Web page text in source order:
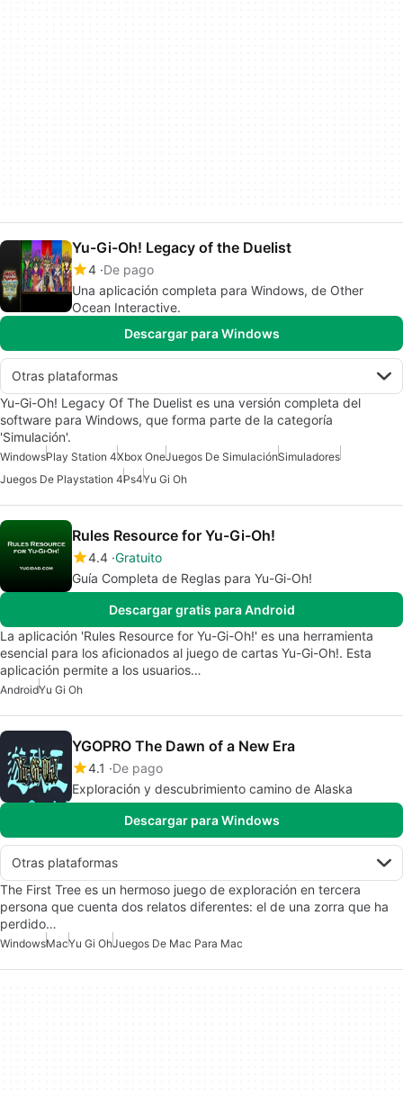
Yu-Gi-Oh! Legacy of the Duelist
4 De pago
Una aplicación completa para Windows, de Other
Ocean Interactive.
Descargar para Windows
Otras plataformas
Yu-Gi-Oh! Legacy Of The Duelist es una versión completa del
software para Windows, que forma parte de la categoría
'Simulación'.
WindowsPlay Station 4Xbox OneJuegos De SimulaciónSimuladores
Juegos De Playstation 4Ps4Yu Gi Oh
Rules Resource for Yu-Gi-Oh!
4.4 Gratuito
Guía Completa de Reglas para Yu-Gi-Oh!
Descargar gratis para Android
La aplicación 'Rules Resource for Yu-Gi-Oh!' es una herramienta
esencial para los aficionados al juego de cartas Yu-Gi-Oh!. Esta
aplicación permite a los usuarios…
AndroidYu Gi Oh
YGOPRO The Dawn of a New Era
4.1
De pago
Exploración y descubrimiento camino de Alaska
Descargar para Windows
Otras plataformas
The First Tree es un hermoso juego de exploración en tercera
persona que cuenta dos relatos diferentes: el de una zorra que ha
perdido…
WindowsMacYu Gi OhJuegos De Mac Para Mac